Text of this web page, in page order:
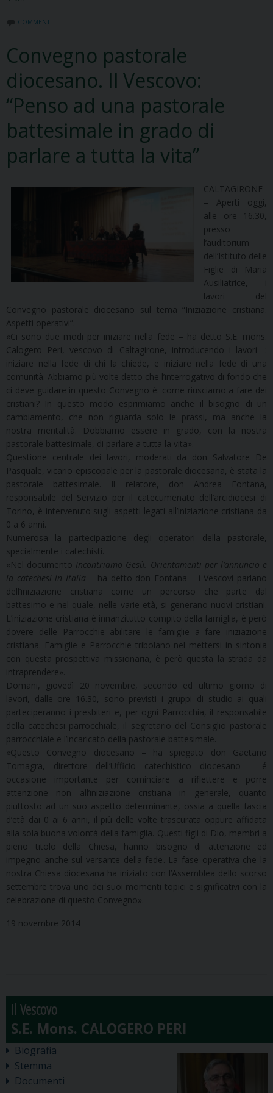
COMMENT
Convegno pastorale
diocesano. Il Vescovo:
“Penso ad una pastorale
battesimale in grado di
parlare a tutta la vita”
CALTAGIRONE
– Aperti oggi,
alle ore 16.30,
presso
l’auditorium
dell’Istituto delle
Figlie di Maria
Ausiliatrice, i
lavori del
Convegno pastorale diocesano sul tema “Iniziazione cristiana.
Aspetti operativi”.
«Ci sono due modi per iniziare nella fede – ha detto S.E. mons.
Calogero Peri, vescovo di Caltagirone, introducendo i lavori -:
iniziare nella fede di chi la chiede, e iniziare nella fede di una
comunità. Abbiamo più volte detto che l’interrogativo di fondo che
ci deve guidare in questo Convegno è: come riusciamo a fare dei
cristiani? In questo modo esprimiamo anche il bisogno di un
cambiamento, che non riguarda solo le prassi, ma anche la
nostra mentalità. Dobbiamo essere in grado, con la nostra
pastorale battesimale, di parlare a tutta la vita».
Questione centrale dei lavori, moderati da don Salvatore De
Pasquale, vicario episcopale per la pastorale diocesana, è stata la
pastorale battesimale. Il relatore, don Andrea Fontana,
responsabile del Servizio per il catecumenato dell’arcidiocesi di
Torino, è intervenuto sugli aspetti legati all’iniziazione cristiana da
0 a 6 anni.
Numerosa la partecipazione degli operatori della pastorale,
specialmente i catechisti.
«Nel documento Incontriamo Gesù. Orientamenti per l’annuncio e
la catechesi in Italia – ha detto don Fontana – i Vescovi parlano
dell’iniziazione cristiana come un percorso che parte dal
battesimo e nel quale, nelle varie età, si generano nuovi cristiani.
L’iniziazione cristiana è innanzitutto compito della famiglia, è però
dovere delle Parrocchie abilitare le famiglie a fare iniziazione
cristiana. Famiglie e Parrocchie tribolano nel mettersi in sintonia
con questa prospettiva missionaria, è però questa la strada da
intraprendere».
Domani, giovedì 20 novembre, secondo ed ultimo giorno di
lavori, dalle ore 16.30, sono previsti i gruppi di studio ai quali
parteciperanno i presbiteri e, per ogni Parrocchia, il responsabile
della catechesi parrocchiale, il segretario del Consiglio pastorale
parrocchiale e l’incaricato della pastorale battesimale.
«Questo Convegno diocesano – ha spiegato don Gaetano
Tomagra, direttore dell’Ufficio catechistico diocesano – é
occasione importante per cominciare a riflettere e porre
attenzione non all’iniziazione cristiana in generale, quanto
piuttosto ad un suo aspetto determinante, ossia a quella fascia
d’età dai 0 ai 6 anni, il più delle volte trascurata oppure affidata
alla sola buona volontà della famiglia. Questi figli di Dio, membri a
pieno titolo della Chiesa, hanno bisogno di attenzione ed
impegno anche sul versante della fede. La fase operativa che la
nostra Chiesa diocesana ha iniziato con l’Assemblea dello scorso
settembre trova uno dei suoi momenti topici e significativi con la
celebrazione di questo Convegno».
19 novembre 2014
Il Vescovo
Biografia
Stemma
Documenti